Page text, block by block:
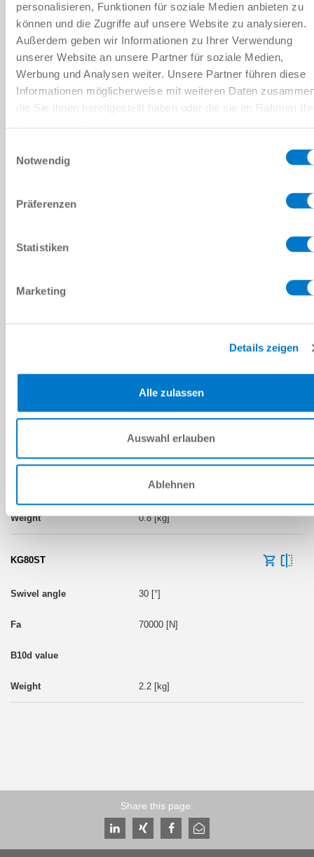
personalisieren, Funktionen für soziale Medien anbieten zu
können und die Zugriffe auf unsere Website zu analysieren.
Außerdem geben wir Informationen zu Ihrer Verwendung
unserer Website an unsere Partner für soziale Medien,
Werbung und Analysen weiter. Unsere Partner führen diese
Informationen möglicherweise mit weiteren Daten
die Sie ihnen bereitgestellt haben oder die sie im Rahmen
Notwendig
Präferenzen
Statistiken
Marketing
Details zeigen
Alle zulassen
Auswahl erlauben
Ablehnen
0.27 [kg]
KG60
30 [°]
28000 [N]
0.8 [kg]
KG80ST
30 [°]
70000 [N]
2.2 [kg]
Share this page: